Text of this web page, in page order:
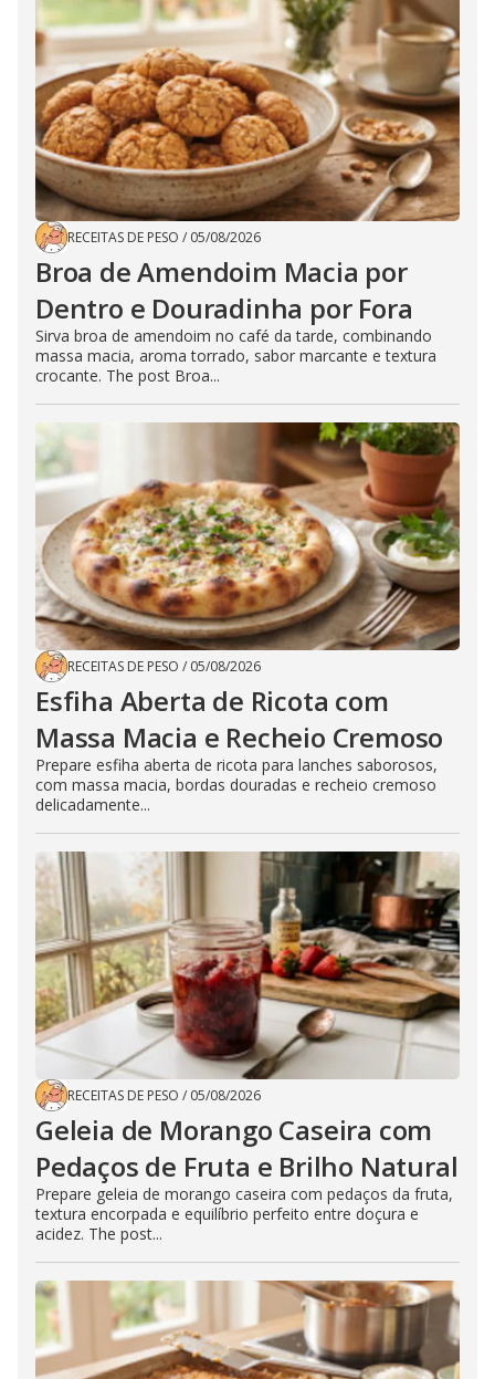
RECEITAS DE PESO / 05/08/2026
Broa de Amendoim Macia por
Dentro e Douradinha por Fora
Sirva broa de amendoim no café da tarde, combinando
massa macia, aroma torrado, sabor marcante e textura
crocante. The post Broa...
RECEITAS DE PESO / 05/08/2026
Esfiha Aberta de Ricota com
Massa Macia e Recheio Cremoso
Prepare esfiha aberta de ricota para lanches saborosos,
com massa macia, bordas douradas e recheio cremoso
delicadamente...
RECEITAS DE PESO / 05/08/2026
Geleia de Morango Caseira com
Pedaços de Fruta e Brilho Natural
Prepare geleia de morango caseira com pedaços da fruta,
textura encorpada e equilíbrio perfeito entre doçura e
acidez. The post...